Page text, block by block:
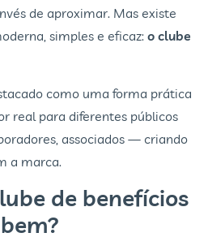
de aproximar. Mas existe
simples e eficaz:o clube
como uma forma prática
real para diferentes públicos
associados — criando
a marca.
de benefícios